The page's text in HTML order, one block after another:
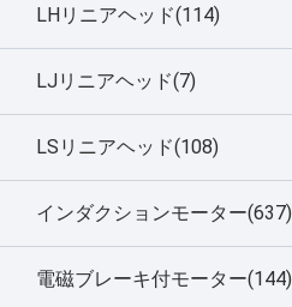
LHリニアヘッド(114)
LJリニアヘッド(7)
LSリニアヘッド(108)
インダクションモーター(637)
電磁ブレーキ付モーター(144)